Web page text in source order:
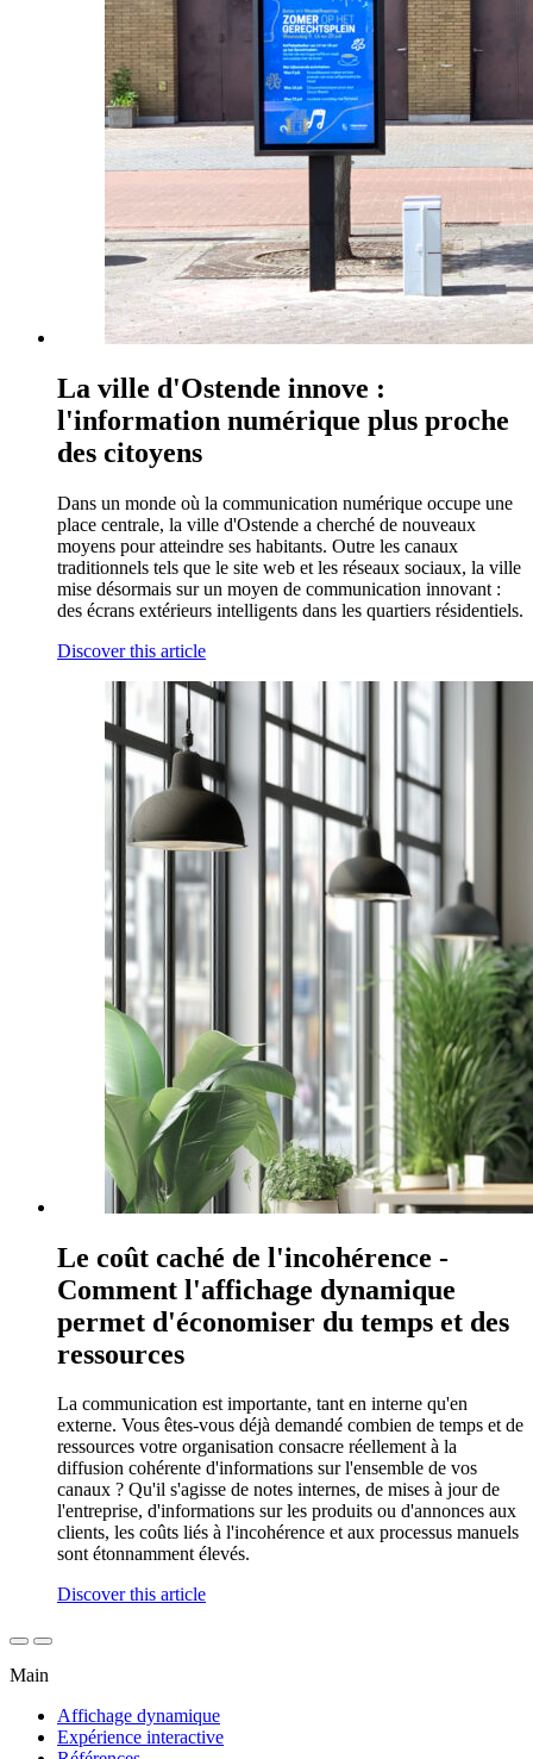
La ville d'Ostende innove :
l'information numérique plus proche
des citoyens
Dans un monde où la communication numérique occupe une
place centrale, la ville d'Ostende a cherché de nouveaux
moyens pour atteindre ses habitants. Outre les canaux
traditionnels tels que le site web et les réseaux sociaux, la ville
mise désormais sur un moyen de communication innovant :
des écrans extérieurs intelligents dans les quartiers résidentiels.
Discover this article
Le coût caché de l'incohérence -
Comment l'affichage dynamique
permet d'économiser du temps et des
ressources
La communication est importante, tant en interne qu'en
externe. Vous êtes-vous déjà demandé combien de temps et de
ressources votre organisation consacre réellement à la
diffusion cohérente d'informations sur l'ensemble de vos
canaux ? Qu'il s'agisse de notes internes, de mises à jour de
l'entreprise, d'informations sur les produits ou d'annonces aux
clients, les coûts liés à l'incohérence et aux processus manuels
sont étonnamment élevés.
Discover this article
Main
Affichage dynamique
Expérience interactive